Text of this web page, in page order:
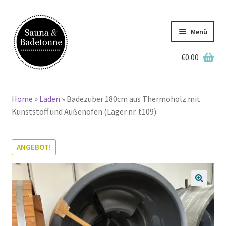
Navigation
springen
Zum
Inhalt
springen
Menü
Home
Lagerbestand
Badetonnen
Saunen
Grillkotas
€0.00
Home » Laden » Badezuber 180cm aus Thermoholz mit
Kunststoff und Außenofen (Lager nr. t109)
ANGEBOT!
🔍